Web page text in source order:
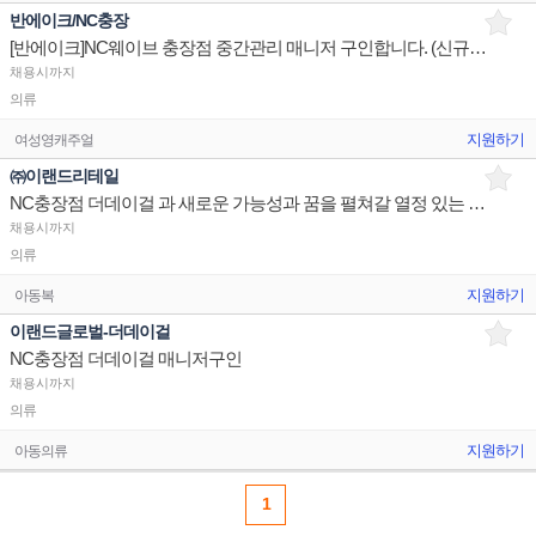
반에이크/NC충장
[반에이크]NC웨이브 충장점 중간관리 매니저 구인합니다. (신규오픈)
채용시까지
의류
여성영캐주얼 지원하기
㈜이랜드리테일
NC충장점 더데이걸 과 새로운 가능성과 꿈을 펼쳐갈 열정 있는 매니저님을 구인합니다.
채용시까지
의류
아동복 지원하기
이랜드글로벌-더데이걸
NC충장점 더데이걸 매니저구인
채용시까지
의류
아동의류 지원하기
1